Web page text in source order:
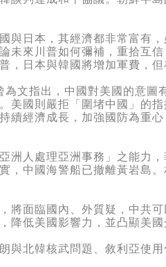
日本，其經濟都非常富有，
未來川普如何彌補，重拾互
，日本與韓國將增加軍費，
指出，中國對美國的意圖
美國則嚴拒「圍堵中國」的
續經濟成長，加強國防為重
人處理亞洲事務」之能力，
，中國海警船已撤離黃岩島
面臨國內、外質疑，中共可
降低美國影響力，並凸顯美
北韓核武問題、敘利亞使用